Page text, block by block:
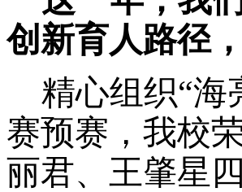
创新育人路径
精心组织“海
赛预赛，我校
丽君、王肇星